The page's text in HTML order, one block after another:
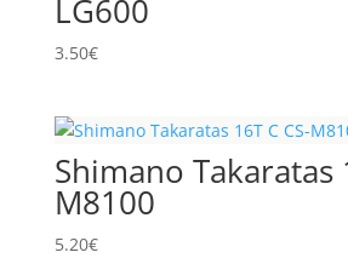
LG600
3.50€
Shimano Takaratas
M8100
5.20€